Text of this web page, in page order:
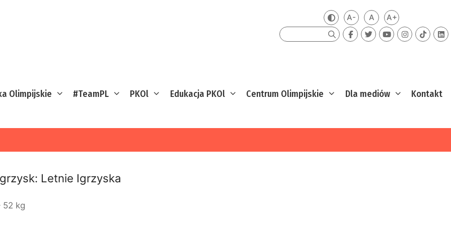
Zmień kontrast
A-Mniejsza czcionka
ADomyślna czcionka
A+Większa
Szukaj
Olimpijskie #TeamPL PKOl Edukacja PKOl Centrum Olimpijskie Dla mediów Kontakt
Letnie Igrzyska
52 kg